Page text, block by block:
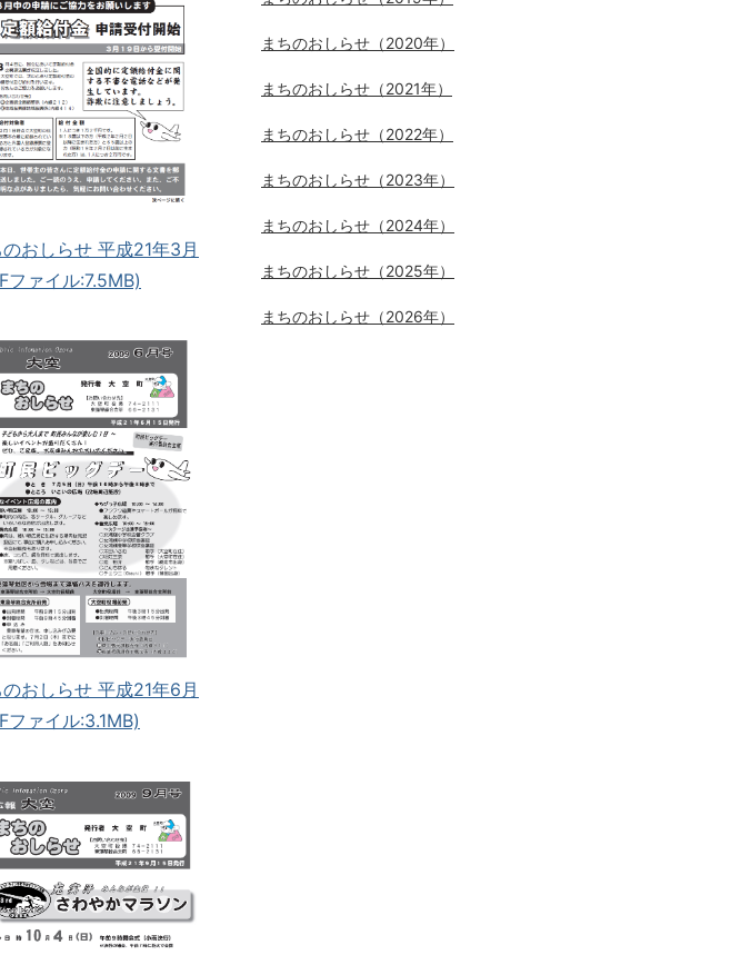
のおしらせ 平成21年3月
ファイル:7.5MB)
のおしらせ 平成21年6月
ファイル:3.1MB)
まちのおしらせ（2020年）
まちのおしらせ（2021年）
まちのおしらせ（2022年）
まちのおしらせ（2023年）
まちのおしらせ（2024年）
まちのおしらせ（2025年）
まちのおしらせ（2026年）